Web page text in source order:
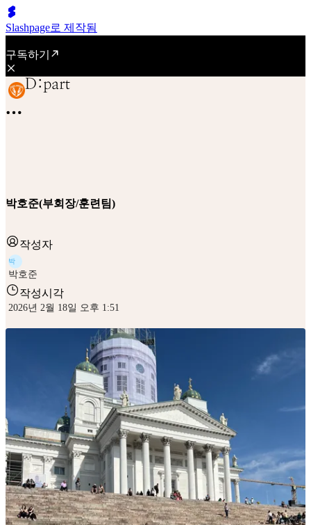
Slashpage로 제작됨
구독하기
박호준(부회장/훈련팀)
작성자
박
박호준
작성시각
2026년 2월 18일 오후 1:51